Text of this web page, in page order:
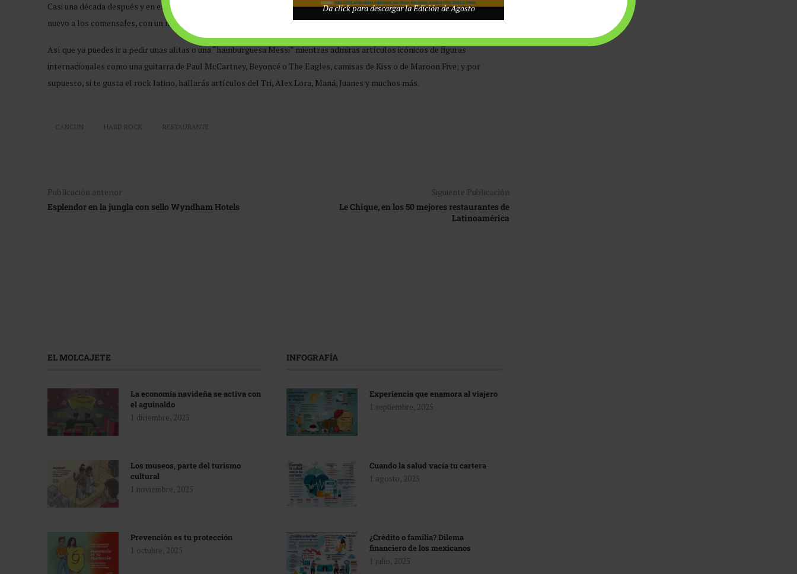
Casi una década después y en el aniversario 50 de la marca en nuestro país, el Hard Rock Café de la Plaza Forum, recibió de
nuevo a los comensales, con un menú variado, nueva memorabilia y la música en vivo que siempre lo ha caracterizado.
Así que ya puedes ir a pedir unas alitas o una “hamburguesa Messi” mientras admiras artículos icónicos de figuras
internacionales como una guitarra de Paul McCartney, Beyoncé o The Eagles, camisas de Kiss o de Maroon Five; y por
supuesto, si te gusta el rock latino, hallarás artículos del Tri, Alex Lora, Maná, Juanes y muchos más.
CANCUN HARD ROCK RESTAURANTE
Publicación anterior
Esplendor en la jungla con sello Wyndham Hotels
Siguiente Publicación
Le Chique, en los 50 mejores restaurantes de
Latinoamérica
EL MOLCAJETE
La economía navideña se activa con
el aguinaldo
1 diciembre, 2025
Los museos, parte del turismo
cultural
1 noviembre, 2025
Prevención es tu protección
1 octubre, 2025
INFOGRAFÍA
Experiencia que enamora al viajero
1 septiembre, 2025
Cuando la salud vacía tu cartera
1 agosto, 2025
¿Crédito o familia? Dilema
financiero de los mexicanos
1 julio, 2025
Da click para descargar la Edición de Agosto